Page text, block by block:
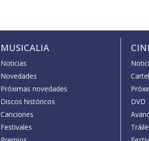
MUSICALIA
Noticias
Novedades
Próximas novedades
Discos históricos
Canciones
Festivales
DVD